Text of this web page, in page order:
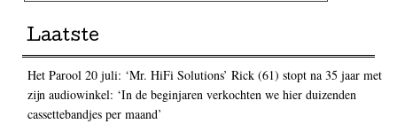
Laatste
Het Parool 20 juli: ‘Mr. HiFi Solutions’ Rick (61) stopt na 35 jaar met
zijn audiowinkel: ‘In de beginjaren verkochten we hier duizenden
cassettebandjes per maand’